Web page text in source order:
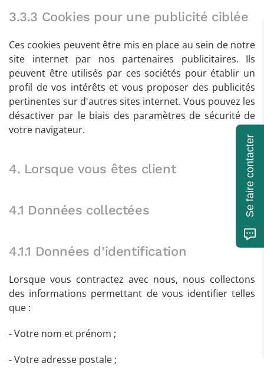
3.3.3 Cookies pour une publicité ciblée
Ces cookies peuvent être mis en place au sein de notre
site internet par nos partenaires publicitaires. Ils
peuvent être utilisés par ces sociétés pour établir un
profil de vos intérêts et vous proposer des publicités
pertinentes sur d'autres sites internet. Vous pouvez les
désactiver par le biais des paramètres de sécurité de
votre navigateur.
4. Lorsque vous êtes client
4.1 Données collectées
4.1.1 Données d’identification
Lorsque vous contractez avec nous, nous collectons
des informations permettant de vous identifier telles
que :
- Votre nom et prénom ;
- Votre adresse postale ;
Se faire contacter